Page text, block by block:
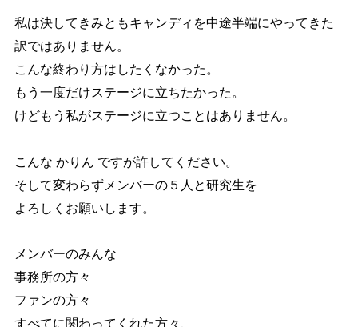
私は決してきみともキャンディを中途半端にやってきた
訳ではありません。
こんな終わり方はしたくなかった。
もう一度だけステージに立ちたかった。
けどもう私がステージに立つことはありません。
こんな かりん ですが許してください。
そして変わらずメンバーの５人と研究生を
よろしくお願いします。
メンバーのみんな
事務所の方々
ファンの方々
すべてに関わってくれた方々、